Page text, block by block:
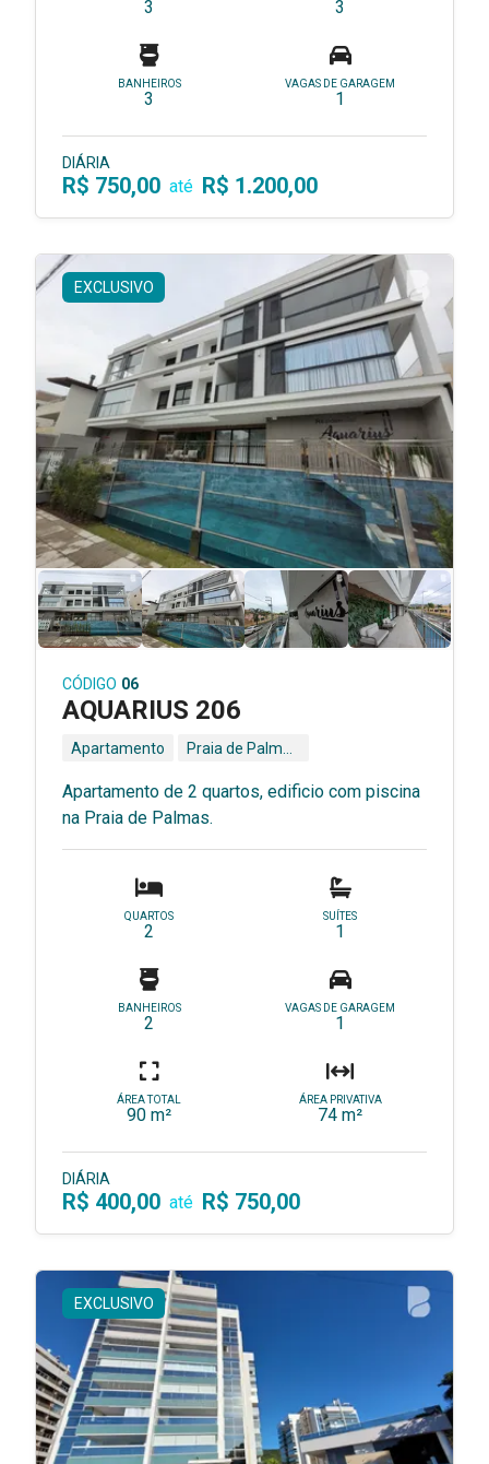
3 3
BANHEIROS
3
VAGAS DE GARAGEM
1
DIÁRIA
R$ 750,00 até R$ 1.200,00
EXCLUSIVO
CÓDIGO 06
AQUARIUS 206
Apartamento
Apartamento de 2 quartos, edificio com piscina
na Praia de Palmas.
QUARTOS
2
SUÍTES
1
BANHEIROS
2
VAGAS DE GARAGEM
1
ÁREA TOTAL
90 m²
ÁREA PRIVATIVA
74 m²
DIÁRIA
R$ 400,00 até R$ 750,00
EXCLUSIVO